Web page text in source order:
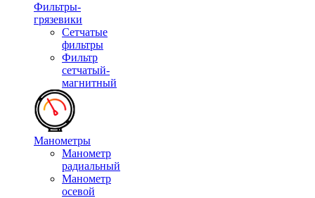
Фильтры-
грязевики
Сетчатые
фильтры
Фильтр
сетчатый-
магнитный
Манометры
Манометр
радиальный
Манометр
осевой